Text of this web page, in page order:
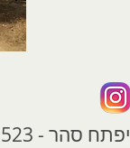
יפתח סהר - 052-3225523